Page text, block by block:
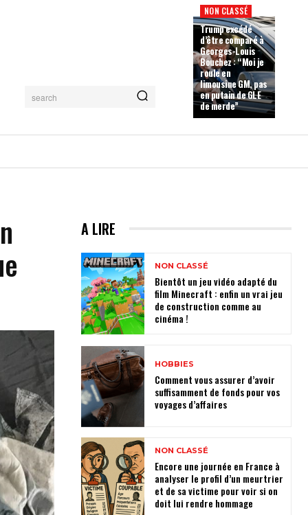
search
NON CLASSÉ
Trump excédé
d’être comparé à
Georges-Louis
Bouchez : “Moi je
roule en
limousine GM, pas
en putain de GLE
de merde”
A LIRE
NON CLASSÉ
Bientôt un jeu vidéo adapté du
film Minecraft : enfin un vrai jeu
de construction comme au
cinéma !
HOBBIES
Comment vous assurer d’avoir
suffisamment de fonds pour vos
voyages d’affaires
NON CLASSÉ
Encore une journée en France à
analyser le profil d’un meurtrier
et de sa victime pour voir si on
doit lui rendre hommage